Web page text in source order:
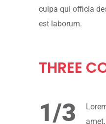
culpa qui officia
est laborum.
THREE
1/3